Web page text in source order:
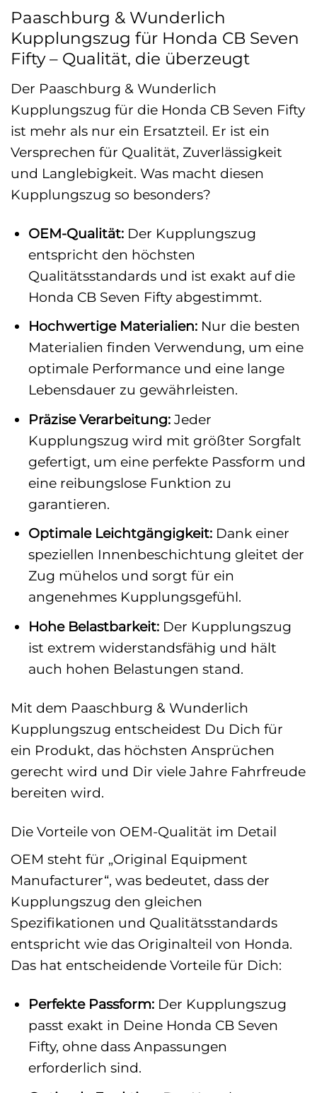
Paaschburg & Wunderlich
Kupplungszug für Honda CB Seven
Fifty – Qualität, die überzeugt
Der Paaschburg & Wunderlich
Kupplungszug für die Honda CB Seven Fifty
ist mehr als nur ein Ersatzteil. Er ist ein
Versprechen für Qualität, Zuverlässigkeit
und Langlebigkeit. Was macht diesen
Kupplungszug so besonders?
OEM-Qualität:Der Kupplungszug
entspricht den höchsten
Qualitätsstandards und ist exakt auf die
Honda CB Seven Fifty abgestimmt.
Hochwertige Materialien:Nur die besten
Materialien finden Verwendung, um eine
optimale Performance und eine lange
Lebensdauer zu gewährleisten.
Präzise Verarbeitung:Jeder
Kupplungszug wird mit größter Sorgfalt
gefertigt, um eine perfekte Passform und
eine reibungslose Funktion zu
garantieren.
Optimale Leichtgängigkeit:Dank einer
speziellen Innenbeschichtung gleitet der
Zug mühelos und sorgt für ein
angenehmes Kupplungsgefühl.
Hohe Belastbarkeit:Der Kupplungszug
ist extrem widerstandsfähig und hält
auch hohen Belastungen stand.
Mit dem Paaschburg & Wunderlich
Kupplungszug entscheidest Du Dich für
ein Produkt, das höchsten Ansprüchen
gerecht wird und Dir viele Jahre Fahrfreude
bereiten wird.
Die Vorteile von OEM-Qualität im Detail
OEM steht für „Original Equipment
Manufacturer“, was bedeutet, dass der
Kupplungszug den gleichen
Spezifikationen und Qualitätsstandards
entspricht wie das Originalteil von Honda.
Das hat entscheidende Vorteile für Dich:
Perfekte Passform:Der Kupplungszug
passt exakt in Deine Honda CB Seven
Fifty, ohne dass Anpassungen
erforderlich sind.